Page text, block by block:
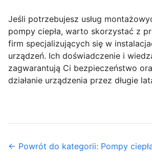
Jeśli potrzebujesz usług
pompy ciepła, warto skorzystać z
firm specjalizujących się w
urządzeń. Ich doświadczenie i
zagwarantują Ci bezpieczeństwo
działanie urządzenia przez długie
← Powrót do kategorii: Pompy